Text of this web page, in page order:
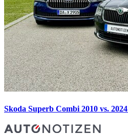
Skoda Superb Combi 2010 vs. 2024